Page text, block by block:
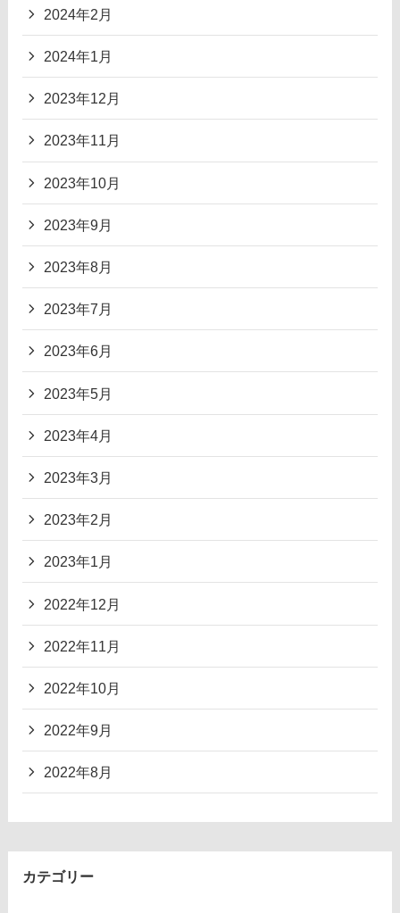
2024年2月
2024年1月
2023年12月
2023年11月
2023年10月
2023年9月
2023年8月
2023年7月
2023年6月
2023年5月
2023年4月
2023年3月
2023年2月
2023年1月
2022年12月
2022年11月
2022年10月
2022年9月
2022年8月
カテゴリー